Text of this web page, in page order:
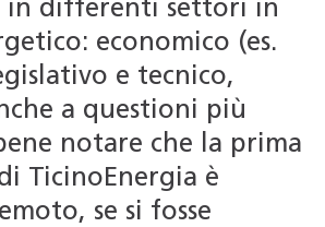
in differenti settori in
economico (es.
e tecnico,
a questioni più
notare che la prima
TicinoEnergia è
se si fosse